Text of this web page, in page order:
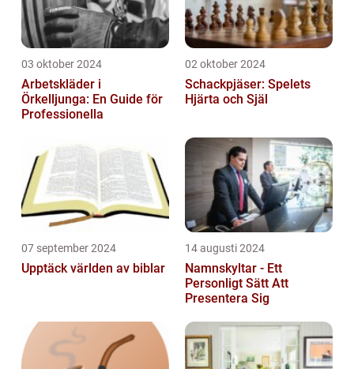
03 oktober 2024
Arbetskläder i
Örkelljunga: En Guide för
Professionella
02 oktober 2024
Schackpjäser: Spelets
Hjärta och Själ
07 september 2024
Upptäck världen av biblar
14 augusti 2024
Namnskyltar - Ett
Personligt Sätt Att
Presentera Sig